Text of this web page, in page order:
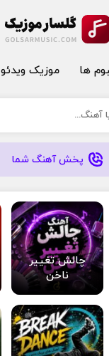
ها موزیک ویدئو
پخش آهنگ شما
چالش تغییر
ناخن